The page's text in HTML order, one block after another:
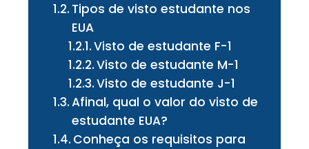
Tipos de visto estudante nos
EUA
Visto de estudante F-1
Visto de estudante M-1
Visto de estudante J-1
Afinal, qual o valor do visto de
estudante EUA?
Conheça os requisitos para